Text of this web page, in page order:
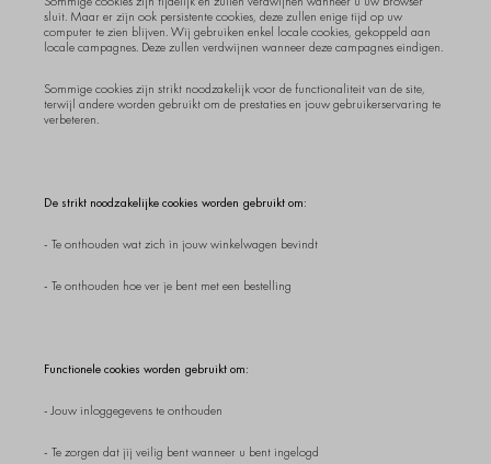
sluit. Maar er zijn ook persistente cookies, deze zullen enige tijd op uw
computer te zien blijven. Wij gebruiken enkel locale cookies, gekoppeld aan
locale campagnes. Deze zullen verdwijnen wanneer deze campagnes eindigen.
Sommige cookies zijn strikt noodzakelijk voor de functionaliteit van de site,
terwijl andere worden gebruikt om de prestaties en jouw gebruikerservaring te
verbeteren.
De strikt noodzakelijke cookies worden gebruikt om:
- Te onthouden wat zich in jouw winkelwagen bevindt
- Te onthouden hoe ver je bent met een bestelling
Functionele cookies worden gebruikt om:
- Jouw inloggegevens te onthouden
- Te zorgen dat jij veilig bent wanneer u bent ingelogd